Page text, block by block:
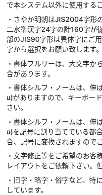
で本システム以外に使用する
・さやか明朝はJIS2004字形
二水準漢字24字の計160字が
部のJIS90字形は異体字にご
字から選択をお願い致します。
・書体フルリーは、大文字か
合があります。
・書体シルフ・ノームは、伸
u)がありますので、キーボー
さい。
・書体シルフ・ノームは、伸
u)を記号に割り当てている都
合、記号に変換されますので
・文字修正等をご希望のお客
レイアウトをご依頼下さい。
・旧字・略字・俗字など、特
しています。